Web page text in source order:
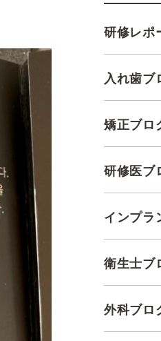
研修レポ
入れ歯ブ
矯正ブロ
研修医ブ
インプラ
衛生士ブ
外科ブロ